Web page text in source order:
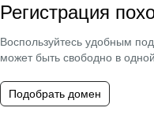
Регистрация
Воспользуйтесь удобным
может быть свободно в
Подобрать домен